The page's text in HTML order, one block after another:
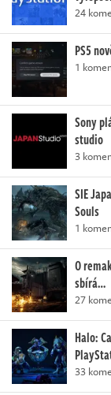
24
PS5
1
Sony
studio
3
SIE
Souls
1
O
sbírá…
27
Halo:
33